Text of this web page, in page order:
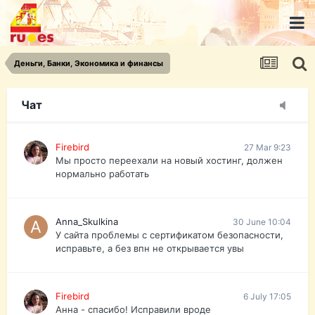
Деньги, Банки, Экономика и финансы
Чат
urist.dokument@gmail.com
https://pasport-ua.com/
Телеграмм @uristpassua
Firebird
Друзья - из России без VPN сайт и форум
Firebird 27 Mar 9:23
Мы просто переехали на новый хостинг, должен
нормально работать
Anna_Skulkina 30 June 10:04
У сайта проблемы с сертификатом безопасности,
исправьте, а без впн не открывается увы
Firebird 6 July 17:05
Анна - спасибо! Исправили вроде